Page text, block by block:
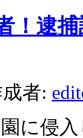
！逮
者:
園に侵